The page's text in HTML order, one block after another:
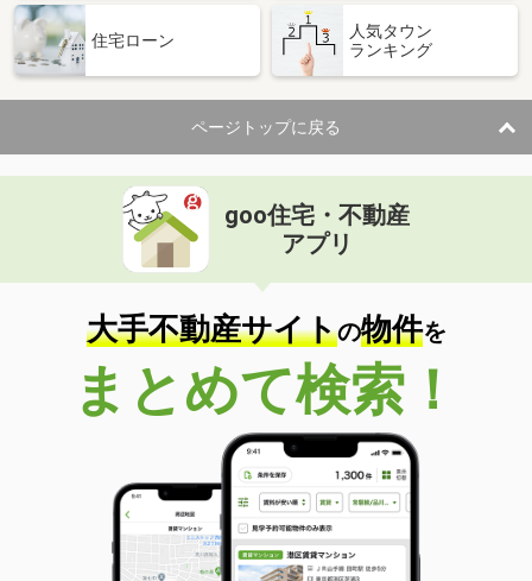
住宅ローン
人気タウン
ランキング
ページトップに戻る
goo住宅・不動産
アプリ
大手不動産サイトの物件を
まとめて検索！